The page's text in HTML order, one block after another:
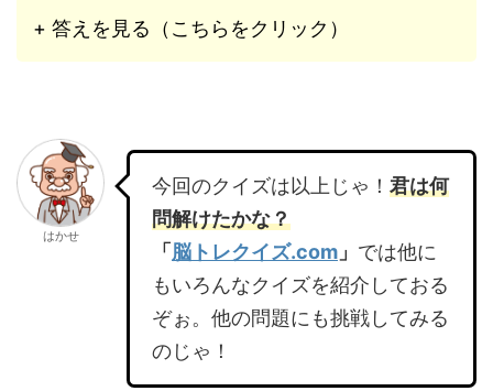
+ 答えを見る（こちらをクリック）
はかせ
今回のクイズは以上じゃ！ 君は何
問解けたかな？
「 脳トレクイズ.com 」 では他に
もいろんなクイズを紹介しておる
ぞぉ。他の問題にも挑戦してみる
のじゃ！